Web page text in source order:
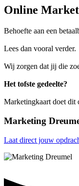
Online
Behoefte aan een
Lees dan vooral verder.
Wij zorgen dat jij die
Het tofste gedeelte?
Marketingkaart doet dit
Marketing
Laat direct jouw